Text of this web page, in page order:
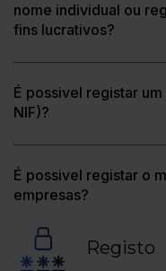
Registo
nome individual ou
fins lucrativos?
É possivel registar
NIF)?
É possivel registar o
empresas?